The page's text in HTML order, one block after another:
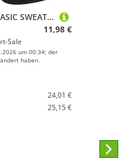
Hummel hmlRED BASIC SWEAT SHORTS - BLACK - 3XL
11,98 €
Sale
um 00:34; der
haben.
24,01 €
25,15 €